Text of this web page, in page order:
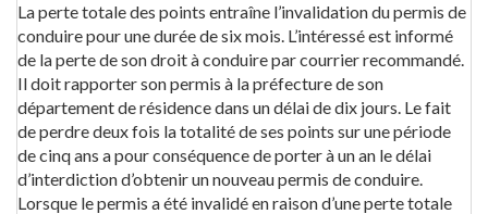
La perte totale des points entraîne l’invalidation du permis de
conduire pour une durée de six mois. L’intéressé est informé
de la perte de son droit à conduire par courrier recommandé.
Il doit rapporter son permis à la préfecture de son
département de résidence dans un délai de dix jours. Le fait
de perdre deux fois la totalité de ses points sur une période
de cinq ans a pour conséquence de porter à un an le délai
d’interdiction d’obtenir un nouveau permis de conduire.
Lorsque le permis a été invalidé en raison d’une perte totale